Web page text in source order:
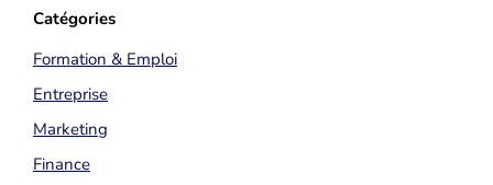
Catégories
Formation & Emploi
Entreprise
Marketing
Finance